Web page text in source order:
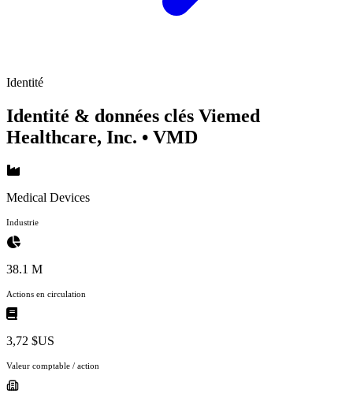
Identité
Identité & données clés Viemed
Healthcare, Inc. • VMD
Medical Devices
Industrie
38.1 M
Actions en circulation
3,72 $US
Valeur comptable / action